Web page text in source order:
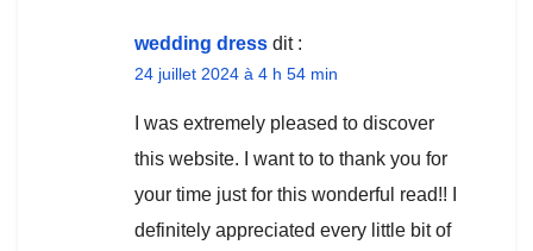
wedding dress dit :
24 juillet 2024 à 4 h 54 min
I was extremely pleased to discover
this website. I want to to thank you for
your time just for this wonderful read!! I
definitely appreciated every little bit of